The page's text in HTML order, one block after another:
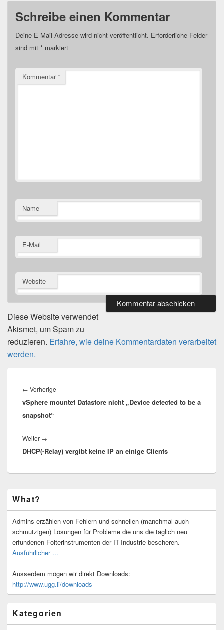
Schreibe einen Kommentar
Deine E-Mail-Adresse wird nicht veröffentlicht. Erforderliche Felder
sind mit * markiert
Kommentar*
Name
E-Mail
Website
Diese Website verwendet
Akismet, um Spam zu
reduzieren. Erfahre, wie deine Kommentardaten verarbeitet
werden.
← Vorherige
Beitrag:
vSphere mountet Datastore nicht „Device detected to be a
snapshot“
Weiter →
Beitrag:
DHCP(-Relay) vergibt keine IP an einige Clients
Seitenleisten-
Widgetbereich
What?
Admins erzählen von Fehlern und schnellen (manchmal auch
schmutzigen) Lösungen für Probleme die uns die täglich neu
erfundenen Folterinstrumenten der IT-Industrie bescheren.
Ausführlicher ...
Ausserdem mögen wir direkt Downloads:
http://www.ugg.li/downloads
Kategorien